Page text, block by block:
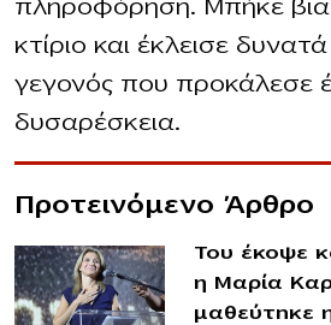
πληροφόρηση. Μπήκε
κτίριο και έκλεισε
γεγονός που προκάλεσε
δυσαρέσκεια.
Προτεινόμενο Άρθρο
Του έκοψε
η Μαρία
μαθεύτnκε